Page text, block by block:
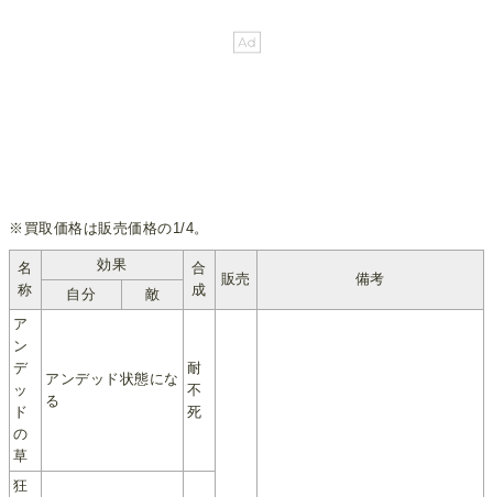
※買取価格は販売価格の1/4。
名
称
効果
合
成
販売
備考
自分
敵
ア
ン
デ
ッ
ド
の
草
アンデッド状態にな
る
耐
不
死
狂